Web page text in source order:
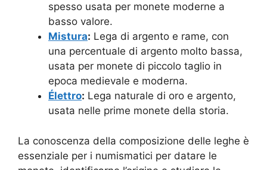
spesso usata per monete moderne a
basso valore.
Mistura: Lega di argento e rame, con
una percentuale di argento molto bassa,
usata per monete di piccolo taglio in
epoca medievale e moderna.
Élettro: Lega naturale di oro e argento,
usata nelle prime monete della storia.
La conoscenza della composizione delle leghe è
essenziale per i numismatici per datare le